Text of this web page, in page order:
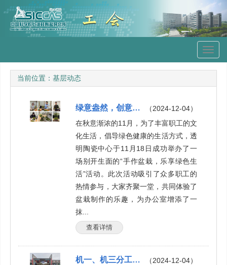
当前位置： 基层动态
（2024-12-04）
绿意盎然，创意无限——手作盆栽，乐享绿色生活
在秋意渐浓的11月，为了丰富职工的文
化生活，倡导绿色健康的生活方式，透
明陶瓷中心于11月18日成功举办了一
场别开生面的“手作盆栽，乐享绿色生
活”活动。此次活动吸引了众多职工的
热情参与，大家齐聚一堂，共同体验了
盆栽制作的乐趣，为办公室增添了一
抹...
查看详情
（2024-12-04）
机一、机三分工会沙家浜、尚湖一日游